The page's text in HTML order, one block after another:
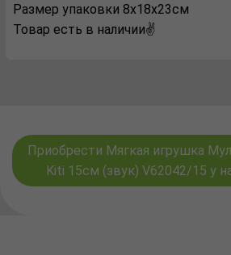
Размер упаковки 8x18x23см
Товар есть в наличии✌️
Приобрести Мягкая игрушка
Kiti 15см (звук) V62042/15 у